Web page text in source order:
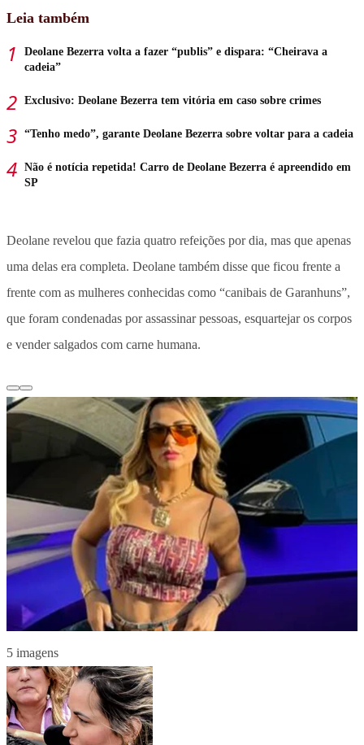
Leia também
Deolane Bezerra volta a fazer “publis” e dispara: “Cheirava a
cadeia”
Exclusivo: Deolane Bezerra tem vitória em caso sobre crimes
“Tenho medo”, garante Deolane Bezerra sobre voltar para a cadeia
Não é notícia repetida! Carro de Deolane Bezerra é apreendido em
SP
Deolane revelou que fazia quatro refeições por dia, mas que apenas
uma delas era completa. Deolane também disse que ficou frente a
frente com as mulheres conhecidas como “canibais de Garanhuns”,
que foram condenadas por assassinar pessoas, esquartejar os corpos
e vender salgados com carne humana.
5 imagens